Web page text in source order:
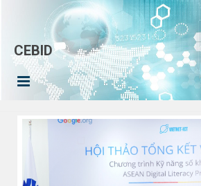
CEBID